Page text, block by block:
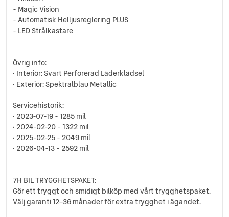
- Magic Vision
- Automatisk Helljusreglering PLUS
- LED Strålkastare
Övrig info:
• Interiör: Svart Perforerad Läderklädsel
• Exteriör: Spektralblau Metallic
Servicehistorik:
• 2023-07-19 - 1285 mil
• 2024-02-20 - 1322 mil
• 2025-02-25 - 2049 mil
• 2026-04-13 - 2592 mil
7H BIL TRYGGHETSPAKET:
Gör ett tryggt och smidigt bilköp med vårt trygghetspaket.
Välj garanti 12–36 månader för extra trygghet i ägandet.